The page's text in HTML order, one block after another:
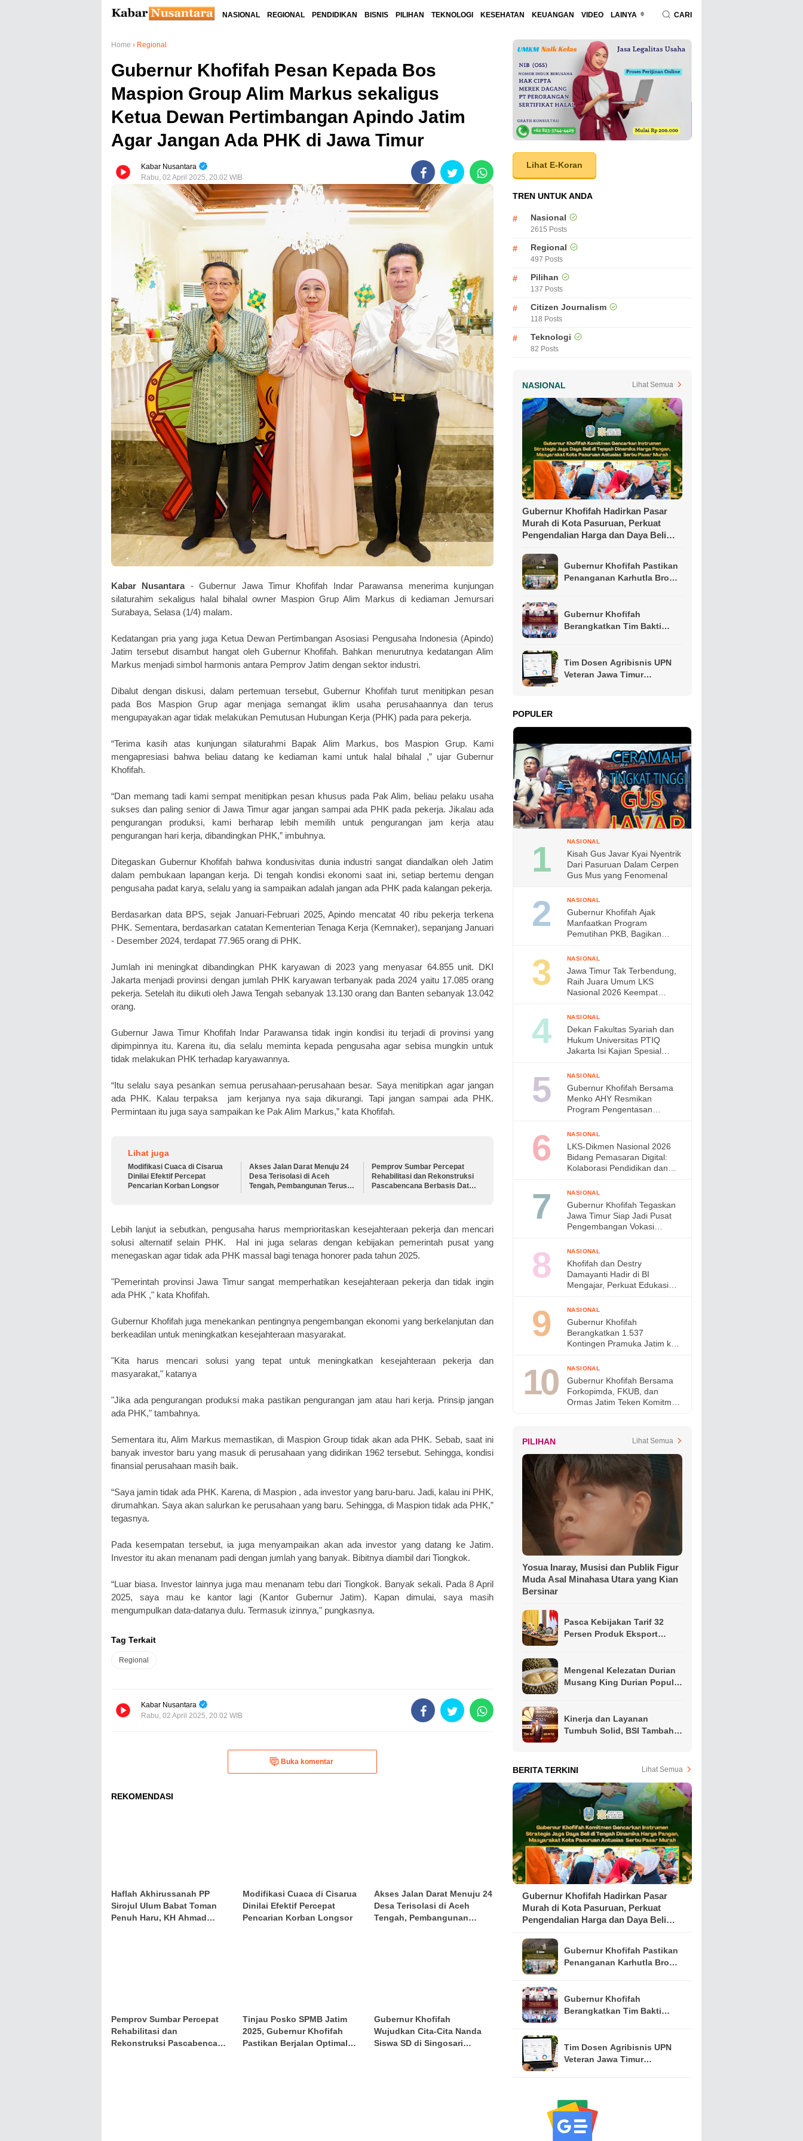
NASIONAL REGIONAL PENDIDIKAN BISNIS PILIHAN TEKNOLOGI KESEHATAN KEUANGAN VIDEO LAINYA CARI
Home › Regional
Gubernur Khofifah Pesan Kepada Bos
Maspion Group Alim Markus sekaligus
Ketua Dewan Pertimbangan Apindo Jatim
Agar Jangan Ada PHK di Jawa Timur
Kabar Nusantara
Rabu, 02 April 2025, 20.02 WIB
Kabar Nusantara- Gubernur Jawa Timur Khofifah Indar Parawansa menerima kunjungan
silaturahim sekaligus halal bihalal owner Maspion Grup Alim Markus di kediaman Jemursari
Surabaya, Selasa (1/4) malam.
Kedatangan pria yang juga Ketua Dewan Pertimbangan Asosiasi Pengusaha Indonesia (Apindo)
Jatim tersebut disambut hangat oleh Gubernur Khofifah. Bahkan menurutnya kedatangan Alim
Markus menjadi simbol harmonis antara Pemprov Jatim dengan sektor industri.
Dibalut dengan diskusi, dalam pertemuan tersebut, Gubernur Khofifah turut menitipkan pesan
pada Bos Maspion Grup agar menjaga semangat iklim usaha perusahaannya dan terus
mengupayakan agar tidak melakukan Pemutusan Hubungan Kerja (PHK) pada para pekerja.
“Terima kasih atas kunjungan silaturahmi Bapak Alim Markus, bos Maspion Grup. Kami
mengapresiasi bahwa beliau datang ke kediaman kami untuk halal bihalal ,” ujar Gubernur
Khofifah.
“Dan memang tadi kami sempat menitipkan pesan khusus pada Pak Alim, beliau pelaku usaha
sukses dan paling senior di Jawa Timur agar jangan sampai ada PHK pada pekerja. Jikalau ada
pengurangan produksi, kami berharap lebih memilih untuk pengurangan jam kerja atau
pengurangan hari kerja, dibandingkan PHK,” imbuhnya.
Ditegaskan Gubernur Khofifah bahwa kondusivitas dunia industri sangat diandalkan oleh Jatim
dalam pembukaan lapangan kerja. Di tengah kondisi ekonomi saat ini, setiap bertemu dengan
pengusaha padat karya, selalu yang ia sampaikan adalah jangan ada PHK pada kalangan pekerja.
Berdasarkan data BPS, sejak Januari-Februari 2025, Apindo mencatat 40 ribu pekerja terkena
PHK. Sementara, berdasarkan catatan Kementerian Tenaga Kerja (Kemnaker), sepanjang Januari
- Desember 2024, terdapat 77.965 orang di PHK.
Jumlah ini meningkat dibandingkan PHK karyawan di 2023 yang menyasar 64.855 unit. DKI
Jakarta menjadi provinsi dengan jumlah PHK karyawan terbanyak pada 2024 yaitu 17.085 orang
pekerja. Setelah itu diikuti oleh Jawa Tengah sebanyak 13.130 orang dan Banten sebanyak 13.042
orang.
Gubernur Jawa Timur Khofifah Indar Parawansa tidak ingin kondisi itu terjadi di provinsi yang
dipimpinnya itu. Karena itu, dia selalu meminta kepada pengusaha agar sebisa mungkin untuk
tidak melakukan PHK terhadap karyawannya.
“Itu selalu saya pesankan semua perusahaan-perusahaan besar. Saya menitipkan agar jangan
ada PHK. Kalau terpaksa jam kerjanya nya saja dikurangi. Tapi jangan sampai ada PHK.
Permintaan itu juga saya sampaikan ke Pak Alim Markus,” kata Khofifah.
Lihat juga
Modifikasi Cuaca di Cisarua
Dinilai Efektif Percepat
Pencarian Korban Longsor
Akses Jalan Darat Menuju 24
Desa Terisolasi di Aceh
Tengah, Pembangunan Terus
Pemprov Sumbar Percepat
Rehabilitasi dan Rekonstruksi
Pascabencana Berbasis Data
Lebih lanjut ia sebutkan, pengusaha harus memprioritaskan kesejahteraan pekerja dan mencari
solusi alternatif selain PHK. Hal ini juga selaras dengan kebijakan pemerintah pusat yang
menegaskan agar tidak ada PHK massal bagi tenaga honorer pada tahun 2025.
"Pemerintah provinsi Jawa Timur sangat memperhatikan kesejahteraan pekerja dan tidak ingin
ada PHK ," kata Khofifah.
Gubernur Khofifah juga menekankan pentingnya pengembangan ekonomi yang berkelanjutan dan
berkeadilan untuk meningkatkan kesejahteraan masyarakat.
"Kita harus mencari solusi yang tepat untuk meningkatkan kesejahteraan pekerja dan
masyarakat," katanya
"Jika ada pengurangan produksi maka pastikan pengurangan jam atau hari kerja. Prinsip jangan
ada PHK," tambahnya.
Sementara itu, Alim Markus memastikan, di Maspion Group tidak akan ada PHK. Sebab, saat ini
banyak investor baru yang masuk di perusahaan yang didirikan 1962 tersebut. Sehingga, kondisi
finansial perusahaan masih baik.
“Saya jamin tidak ada PHK. Karena, di Maspion , ada investor yang baru-baru. Jadi, kalau ini PHK,
dirumahkan. Saya akan salurkan ke perusahaan yang baru. Sehingga, di Maspion tidak ada PHK,”
tegasnya.
Pada kesempatan tersebut, ia juga menyampaikan akan ada investor yang datang ke Jatim.
Investor itu akan menanam padi dengan jumlah yang banyak. Bibitnya diambil dari Tiongkok.
“Luar biasa. Investor lainnya juga mau menanam tebu dari Tiongkok. Banyak sekali. Pada 8 April
2025, saya mau ke kantor lagi (Kantor Gubernur Jatim). Kapan dimulai, saya masih
mengumpulkan data-datanya dulu. Termasuk izinnya," pungkasnya.
Tag Terkait
Regional
Kabar Nusantara
Rabu, 02 April 2025, 20.02 WIB
Buka komentar
REKOMENDASI
Haflah Akhirussanah PP
Sirojul Ulum Babat Toman
Penuh Haru, KH Ahmad
Modifikasi Cuaca di Cisarua
Dinilai Efektif Percepat
Pencarian Korban Longsor
Akses Jalan Darat Menuju 24
Desa Terisolasi di Aceh
Tengah, Pembangunan
Pemprov Sumbar Percepat
Rehabilitasi dan
Rekonstruksi Pascabencana
Tinjau Posko SPMB Jatim
2025, Gubernur Khofifah
Pastikan Berjalan Optimal
Gubernur Khofifah
Wujudkan Cita-Cita Nanda
Siswa SD di Singosari
Lihat E-Koran
TREN UNTUK ANDA
Nasional
2615 Posts
Regional
497 Posts
Pilihan
137 Posts
Citizen Journalism
118 Posts
Teknologi
82 Posts
NASIONAL Lihat Semua
Gubernur Khofifah Hadirkan Pasar
Murah di Kota Pasuruan, Perkuat
Pengendalian Harga dan Daya Beli
Gubernur Khofifah Pastikan
Penanganan Karhutla Bromo
Dikerahkan
Gubernur Khofifah
Berangkatkan Tim Bakti
Keluarga Pahlawan dan
Perintis Kemerdekaan
Tim Dosen Agribisnis UPN
Veteran Jawa Timur
POPULER
NASIONAL
Kisah Gus Javar Kyai Nyentrik
Dari Pasuruan Dalam Cerpen
Gus Mus yang Fenomenal
NASIONAL
Gubernur Khofifah Ajak
Manfaatkan Program
Pemutihan PKB, Bagikan
dan Sembako kepada Ojol
Malang
NASIONAL
Jawa Timur Tak Terbendung,
Raih Juara Umum LKS
Nasional 2026 Keempat
Apresiasi Prestasi Siswa
Vokasi
NASIONAL
Dekan Fakultas Syariah dan
Hukum Universitas PTIQ
Jakarta Isi Kajian Spesial
di Jepang
NASIONAL
Gubernur Khofifah Bersama
Menko AHY Resmikan
Program Pengentasan
Wujudkan Lingkungan ASRI di
Gresik
NASIONAL
LKS-Dikmen Nasional 2026
Bidang Pemasaran Digital:
Kolaborasi Pendidikan dan
Digital Indonesia
NASIONAL
Gubernur Khofifah Tegaskan
Jawa Timur Siap Jadi Pusat
Pengembangan Vokasi
2026
NASIONAL
Khofifah dan Destry
Damayanti Hadir di BI
Mengajar, Perkuat Edukasi
Ketahanan Pangan SMAN
Taruna Nala Jatim
NASIONAL
Gubernur Khofifah
Berangkatkan 1.537
Kontingen Pramuka Jatim ke
Pesankan Semangat
Persaudaraan
NASIONAL
Gubernur Khofifah Bersama
Forkopimda, FKUB, dan
Ormas Jatim Teken Komitmen
PILIHAN Lihat Semua
Yosua Inaray, Musisi dan Publik Figur
Muda Asal Minahasa Utara yang Kian
Bersinar
Pasca Kebijakan Tarif 32
Persen Produk Eksport
Ajak Apindo Jatim Siapkan
Langkah Intervensi Jaga
Mengenal Kelezatan Durian
Musang King Durian Populer
Kinerja dan Layanan
Tumbuh Solid, BSI Tambah
BERITA TERKINI
Lihat Semua
Gubernur Khofifah Hadirkan Pasar
Murah di Kota Pasuruan, Perkuat
Pengendalian Harga dan Daya Beli
Gubernur Khofifah Pastikan
Penanganan Karhutla Bromo
Dikerahkan
Gubernur Khofifah
Berangkatkan Tim Bakti
Keluarga Pahlawan dan
Perintis Kemerdekaan
Tim Dosen Agribisnis UPN
Veteran Jawa Timur